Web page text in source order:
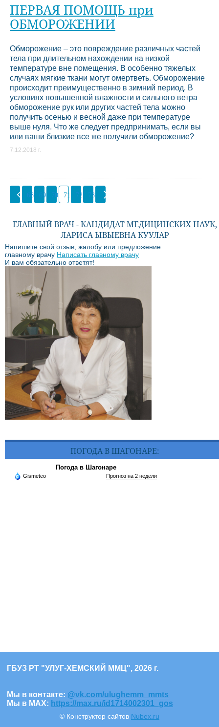
ПЕРВАЯ ПОМОЩЬ при
ОБМОРОЖЕНИИ
Обморожение – это повреждение различных частей
тела при длительном нахождении на низкой
температуре вне помещения. В особенно тяжелых
случаях мягкие ткани могут омертветь. Обморожение
происходит преимущественно в зимний период. В
условиях повышенной влажности и сильного ветра
обморожение рук или других частей тела можно
получить осенью и весной даже при температуре
выше нуля. Что же следует предпринимать, если вы
или ваши близкие все же получили обморожение?
7.12.2018 г.
68 69 70 71 72 73
ГЛАВНЫЙ ВРАЧ - КАНДИДАТ МЕДИЦИНСКИХ НАУК,
ЛАРИСА ЫВЫЕВНА КУУЛАР
Напишите свой отзыв, жалобу или предложение
главному врачу Написать главному врачу
И вам обязательно ответят!
ПОГОДА В ШАГОНАРЕ:
Погода в Шагонаре
Gismeteo Прогноз на 2 недели
ГБУЗ РТ "УЛУГ-ХЕМСКИЙ ММЦ", 2026 г.
Мы в контакте: @vk.com/ulughemm_mmts
Мы в МАХ: https://max.ru/id1714002301_gos
© Конструктор сайтов Nubex.ru